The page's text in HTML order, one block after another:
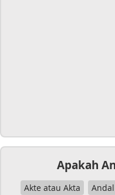
Apakah
Akte atau Akta